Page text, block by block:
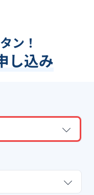
ン！
し込み